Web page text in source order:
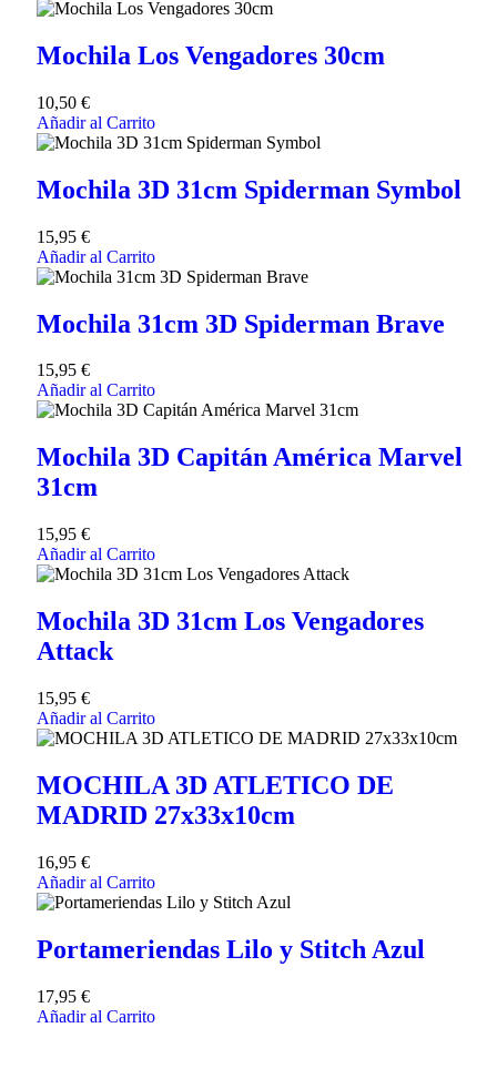
Mochila Los Vengadores 30cm
10,50 €
Añadir al Carrito
Mochila 3D 31cm Spiderman Symbol
15,95 €
Añadir al Carrito
Mochila 31cm 3D Spiderman Brave
15,95 €
Añadir al Carrito
Mochila 3D Capitán América Marvel
31cm
15,95 €
Añadir al Carrito
Mochila 3D 31cm Los Vengadores
Attack
15,95 €
Añadir al Carrito
MOCHILA 3D ATLETICO DE
MADRID 27x33x10cm
16,95 €
Añadir al Carrito
Portameriendas Lilo y Stitch Azul
17,95 €
Añadir al Carrito